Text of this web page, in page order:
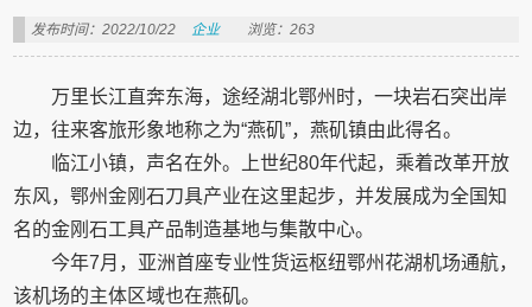
发布时间：2022/10/22 企业 浏览：263
万里长江直奔东海，途经湖北鄂州时，一块岩石突出岸
边，往来客旅形象地称之为“燕矶”，燕矶镇由此得名。
临江小镇，声名在外。上世纪80年代起，乘着改革开放
东风，鄂州金刚石刀具产业在这里起步，并发展成为全国知
名的金刚石工具产品制造基地与集散中心。
今年7月，亚洲首座专业性货运枢纽鄂州花湖机场通航，
该机场的主体区域也在燕矶。